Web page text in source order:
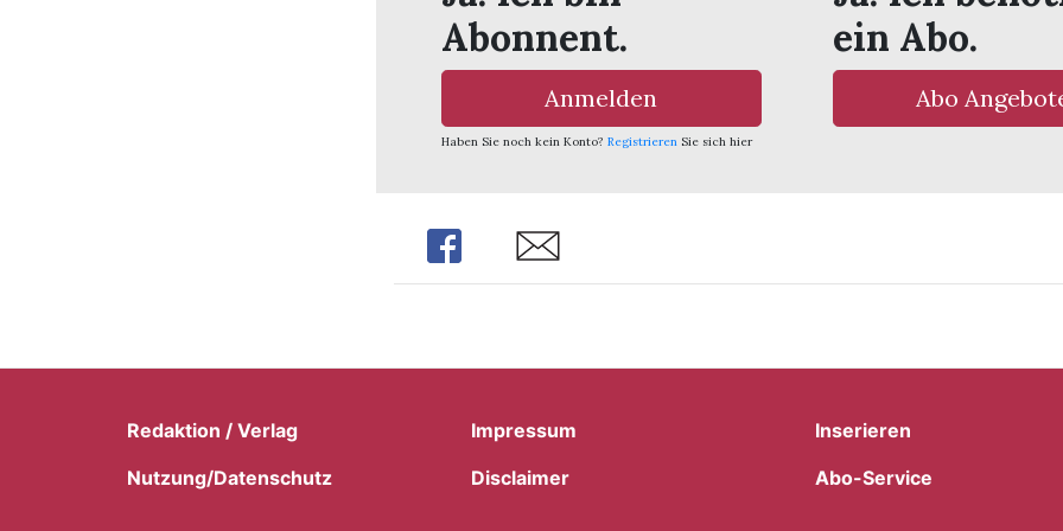
Abonnent.
Anmelden
Haben Sie noch kein Konto? Registrieren Sie sich hier
ein Abo.
Abo
Share Share
Redaktion / Verlag Impressum
Inserieren
Nutzung/Datenschutz
Disclaimer Abo-Service